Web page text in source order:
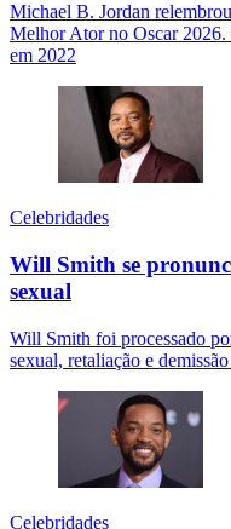
Michael B. Jordan
Melhor Ator no Oscar 2026.
em 2022
Celebridades
Will Smith se
sexual
Will Smith foi processado
sexual, retaliação e
Celebridades